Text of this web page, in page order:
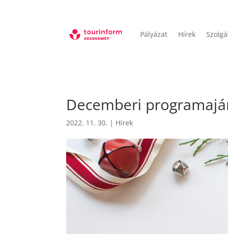
Pályázat Hírek
Decemberi
2022. 11. 30. | Hírek